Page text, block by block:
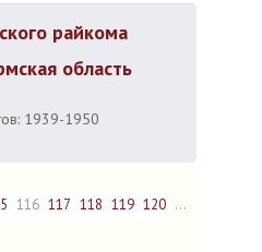
райкома
область
1939-1950
116 117 118 119 120 ...